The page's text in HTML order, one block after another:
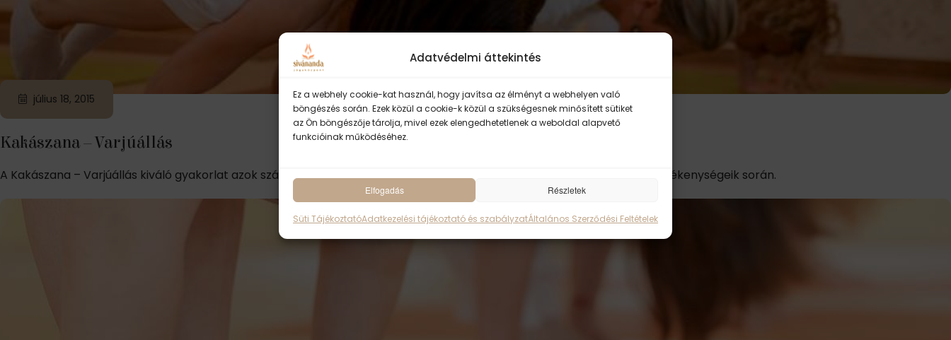
Adatvédelmi áttekintés
Ez a webhely cookie-kat használ, hogy javítsa az élményt a webhelyen való
böngészés során. Ezek közül a cookie-k közül a szükségesnek minősített sütiket
az Ön böngészője tárolja, mivel ezek elengedhetetlenek a weboldal alapvető
funkcióinak működéséhez.
Elfogadás Részletek
Süti TájékoztatóAdatkezelési tájékoztató és szabályzatÁltalános Szerződési Feltételek
július 18, 2015
Kakászana – Varjúállás
A Kakászana – Varjúállás kiváló gyakorlat azok számára, akik fokozott és visszatérő feszültségnek vannak kitéve napi tevékenységeik során.